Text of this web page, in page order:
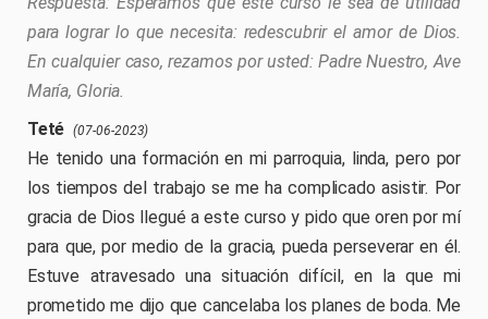
para lograr lo que necesita: redescubrir el amor de Dios.
En cualquier caso, rezamos por usted: Padre Nuestro, Ave
María, Gloria.
Teté (07-06-2023)
He tenido una formación en mi parroquia, linda, pero por
los tiempos del trabajo se me ha complicado asistir. Por
gracia de Dios llegué a este curso y pido que oren por mí
para que, por medio de la gracia, pueda perseverar en él.
Estuve atravesado una situación difícil, en la que mi
prometido me dijo que cancelaba los planes de boda. Me